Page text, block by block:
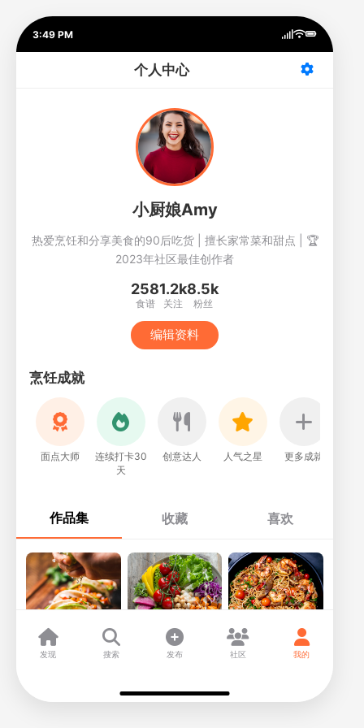
3:49 PM
个人中心
小厨娘Amy
热爱烹饪和分享美食的90后吃货 | 擅长家常菜和甜点 | 🏆
2023年社区最佳创作者
258
食谱
1.2k
关注
8.5k
粉丝
编辑资料
烹饪成就
面点大师
连续打卡30
天
创意达人 人气之星 更多成就
作品集 收藏 喜欢
24
45
发现
搜索 发布 社区 我的